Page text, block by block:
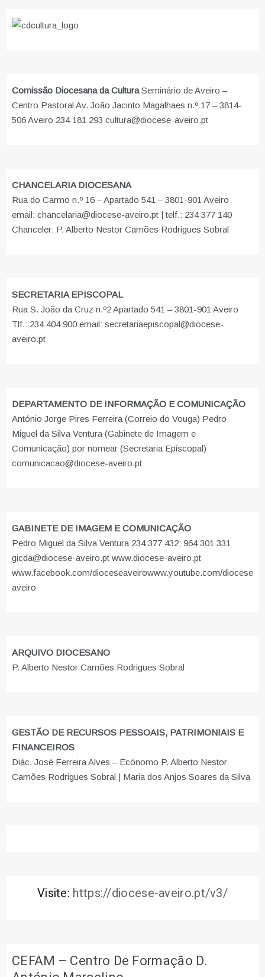
Comissão Diocesana da CulturaSeminário de Aveiro –
Centro Pastoral Av. João Jacinto Magalhaes n.º 17 – 3814-
506 Aveiro 234 181 293 cultura@diocese-aveiro.pt
CHANCELARIA DIOCESANA
Rua do Carmo n.º 16 – Apartado 541 – 3801-901 Aveiro
email: chancelaria@diocese-aveiro.pt | telf.: 234 377 140
Chanceler: P. Alberto Nestor Camões Rodrigues Sobral
SECRETARIA EPISCOPAL
Rua S. João da Cruz n.º2 Apartado 541 – 3801-901 Aveiro
Tlf.: 234 404 900 email: secretariaepiscopal@diocese-
aveiro.pt
DEPARTAMENTO DE INFORMAÇÃO E COMUNICAÇÃO
António Jorge Pires Ferreira (Correio do Vouga) Pedro
Miguel da Silva Ventura (Gabinete de Imagem e
Comunicação) por nomear (Secretaria Episcopal)
comunicacao@diocese-aveiro.pt
GABINETE DE IMAGEM E COMUNICAÇÃO
Pedro Miguel da Silva Ventura 234 377 432; 964 301 331
gicda@diocese-aveiro.pt www.diocese-aveiro.pt
www.facebook.com/dioceseaveirowww.youtube.com/diocese
aveiro
ARQUIVO DIOCESANO
P. Alberto Nestor Camões Rodrigues Sobral
GESTÃO DE RECURSOS PESSOAIS, PATRIMONIAIS E
FINANCEIROS
Diác. José Ferreira Alves – Ecónomo P. Alberto Nestor
Camões Rodrigues Sobral | Maria dos Anjos Soares da Silva
Visite: https://diocese-aveiro.pt/v3/
CEFAM – Centro De Formação D.